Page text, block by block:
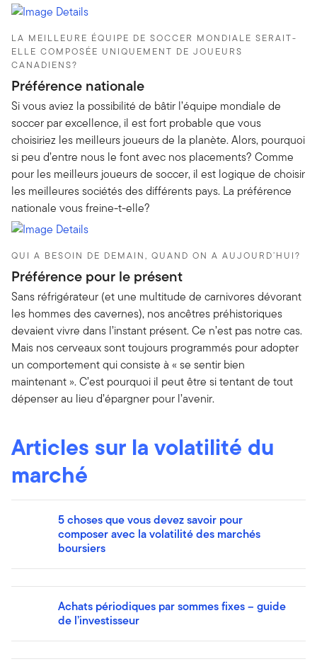
LA MEILLEURE ÉQUIPE DE SOCCER MONDIALE SERAIT-
ELLE COMPOSÉE UNIQUEMENT DE JOUEURS
CANADIENS?
Préférence nationale
Si vous aviez la possibilité de bâtir l’équipe mondiale de
soccer par excellence, il est fort probable que vous
choisiriez les meilleurs joueurs de la planète. Alors, pourquoi
si peu d’entre nous le font avec nos placements? Comme
pour les meilleurs joueurs de soccer, il est logique de choisir
les meilleures sociétés des différents pays. La préférence
nationale vous freine-t-elle?
QUI A BESOIN DE DEMAIN, QUAND ON A AUJOURD’HUI?
Préférence pour le présent
Sans réfrigérateur (et une multitude de carnivores dévorant
les hommes des cavernes), nos ancêtres préhistoriques
devaient vivre dans l’instant présent. Ce n’est pas notre cas.
Mais nos cerveaux sont toujours programmés pour adopter
un comportement qui consiste à « se sentir bien
maintenant ». C’est pourquoi il peut être si tentant de tout
dépenser au lieu d’épargner pour l’avenir.
Articles sur la volatilité du
marché
5 choses que vous devez savoir pour
composer avec la volatilité des marchés
boursiers
Achats périodiques par sommes fixes – guide
de l’investisseur